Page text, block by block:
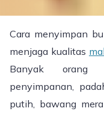
Cara menyimpan
menjaga kualitas
Banyak orang
penyimpanan,
putih, bawang